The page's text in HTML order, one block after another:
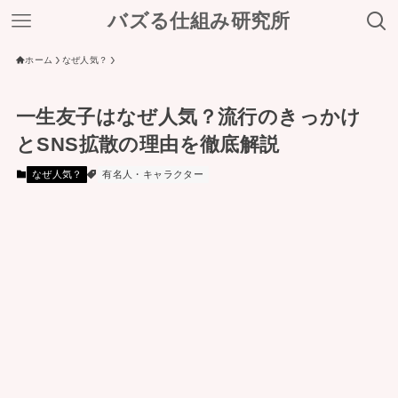
バズる仕組み研究所
ホーム なぜ人気？
一生友子はなぜ人気？流行のきっかけ
とSNS拡散の理由を徹底解説
なぜ人気？ 有名人・キャラクター